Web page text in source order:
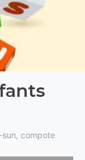
compote